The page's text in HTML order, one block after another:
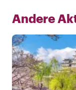
Andere